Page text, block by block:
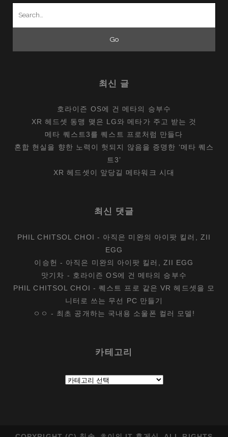
최신 글
호라이즌 OS에 건 메타의 승부수
XR 헤드셋 동맹 맺은 LG와 메타가 주고 받는 것
메타 퀘스트3를 퀘스트 프로처럼 만들다
혼합 현실을 향한 노력이 헛되지 않음을 증명한 ‘메타 퀘스
트3’
XR 헤드셋이 앞당길 메타워크 시대
최신 댓글
PHIL CHITSOL CHOI - 아직은 미완의 아이팟 킬러, ZII
EGG
이승헌 - 아직은 미완의 아이팟 킬러, ZII EGG
맛기차 - 호라이즌 OS에 건 메타의 승부수
PHIL CHITSOL CHOI -퀘스트 프로 같은 VR 헤드셋을 모
니터로 쓰는 무선 PC 만들기
ㅇㅇ - 최초 공개하는 국내용 소울폰 컬러 모델!
카테고리
테